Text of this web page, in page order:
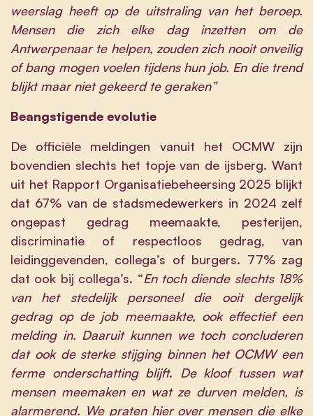
weerslag heeft op de uitstraling van het beroep.
Mensen die zich elke dag inzetten om de
Antwerpenaar te helpen, zouden zich nooit onveilig
of bang mogen voelen tijdens hun job. En die trend
blijkt maar niet gekeerd te geraken”
Beangstigende evolutie
De officiële meldingen vanuit het OCMW zijn
bovendien slechts het topje van de ijsberg. Want
uit het Rapport Organisatiebeheersing 2025 blijkt
dat 67% van de stadsmedewerkers in 2024 zelf
ongepast gedrag meemaakte, pesterijen,
discriminatie of respectloos gedrag, van
leidinggevenden, collega’s of burgers. 77% zag
dat ook bij collega’s. “En toch diende slechts 18%
van het stedelijk personeel die ooit dergelijk
gedrag op de job meemaakte, ook effectief een
melding in. Daaruit kunnen we toch concluderen
dat ook de sterke stijging binnen het OCMW een
ferme onderschatting blijft.
De kloof tussen wat
mensen meemaken en wat ze durven melden, is
alarmerend. We praten hier over mensen die elke